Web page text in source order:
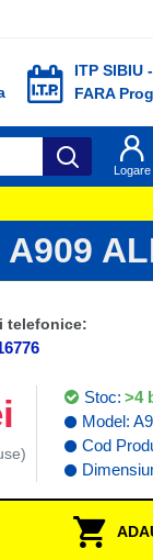
ITP SIBIU
FARA
Logare
telefonice:
Stoc: >4
Model:
Cod